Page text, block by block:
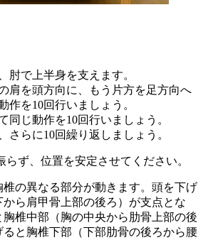
肘で上半身を支えます。
肩を頭方向に、もう片方を足方向へ
作を10回行いましょう。
同じ動作を10回行いましょう。
さらに10回繰り返しましょう。
らず、位置を安定させてください。
の異なる部分が動きます。頭を下げ
ら肩甲骨上部の後ろ）が支点とな
胸椎中部（胸の中央から肋骨上部の後
と胸椎下部（下部肋骨の後ろから腰